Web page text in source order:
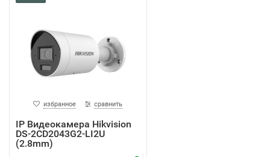
избранное сравнить
IP Видеокамера Hikvision
DS-2CD2043G2-LI2U
(2.8mm)